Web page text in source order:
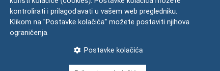
Impressum
Česta pitanja
kontrolirati i prilagođavati u vašem web pregledniku.
Klikom na "Postavke kolačića" možete postaviti njihova
ograničenja.
Postavke kolačića